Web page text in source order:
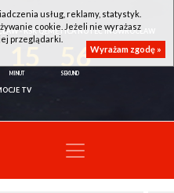
- KSK QEMETICA NOTEĆ INOWROCŁAW
56
TV
usług, reklamy, statystyk.
cookie. Jeżeli nie wyrażasz
przeglądarki.
Wyrażam zgodę »